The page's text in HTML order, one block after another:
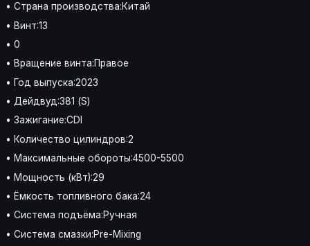
• Страна производства:Китай
• Винт:13
• 0
• Вращение винта:Правое
• Год выпуска:2023
• Дейдвуд:381 (S)
• Зажигание:CDI
• Количество цилиндров:2
• Максимальные обороты:4500-5500
• Мощность (кВт):29
• Ёмкость топливного бака:24
• Система подъёма:Ручная
• Система смазки:Pre-Mixing